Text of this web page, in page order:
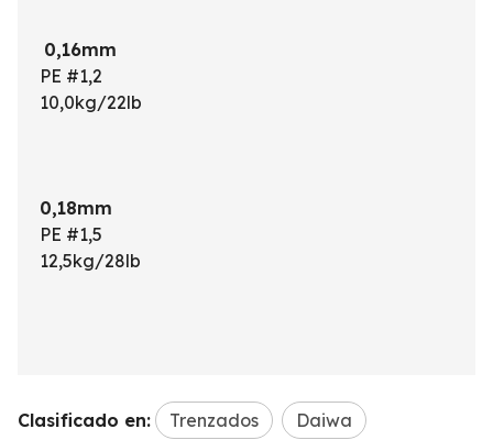
0,16mm
PE #1,2
10,0kg/22lb
0,18mm
PE #1,5
12,5kg/28lb
Clasificado en: Trenzados Daiwa